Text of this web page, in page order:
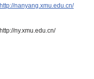
http://nanyang.xmu.edu.cn/
http://ny.xmu.edu.cn/